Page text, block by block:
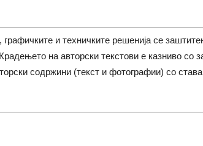
и техничките решенија се
на авторски текстови е казниво со
содржини (текст и фотографии) со